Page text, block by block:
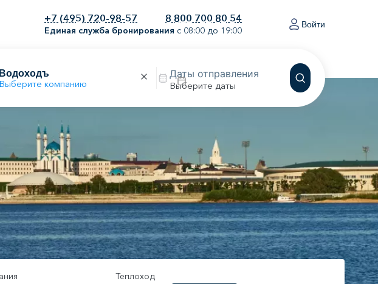
+7 (495) 720-98-57 8 800 700 80 54
Единая служба бронирования с 08:00 до 19:00
Войти
Выберите компанию Выберите даты
Теплоход